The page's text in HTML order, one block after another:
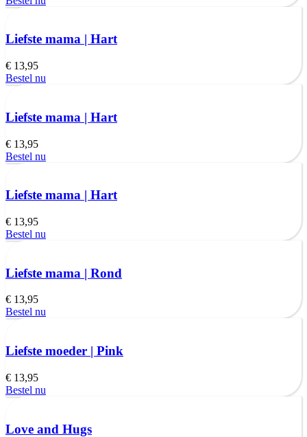
Liefste mama | Hart
€ 13,95
Bestel nu
Liefste mama | Hart
€ 13,95
Bestel nu
Liefste mama | Hart
€ 13,95
Bestel nu
Liefste mama | Rond
€ 13,95
Bestel nu
Liefste moeder | Pink
€ 13,95
Bestel nu
Love and Hugs